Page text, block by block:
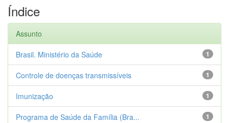
Índice
Assunto
1
Brasil. Ministério da Saúde
1
Controle de doenças transmissíveis
1
Imunização
1
Programa de Saúde da Família (Bra...